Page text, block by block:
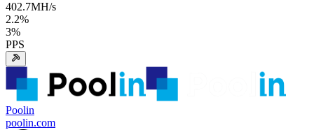
402.7MH/s
2.2%
3%
PPS
Poolin
poolin.com